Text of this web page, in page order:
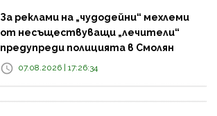
За реклами на „чудодейни“ мехлеми
от несъществуващи „лечители“
предупреди полицията в Смолян
07.08.2026 | 17:26:34